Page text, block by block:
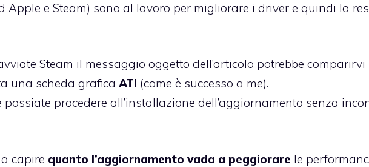
Apple e Steam) sono al lavoro per migliorare i driver e quindi la
Steam il messaggio oggetto dell’articolo potrebbe comparirvi
una scheda grafica ATI (come è successo a me).
possiate procedere all’installazione dell’aggiornamento senza
capire quanto l’aggiornamento vada a peggiorare le